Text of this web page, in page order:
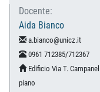
Docente:
Aida Bianco
a.bianco@unicz.it
0961 712385/712367
Edificio Via T.
piano